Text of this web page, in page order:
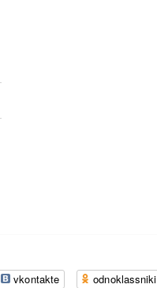
vkontakte odnoklassniki